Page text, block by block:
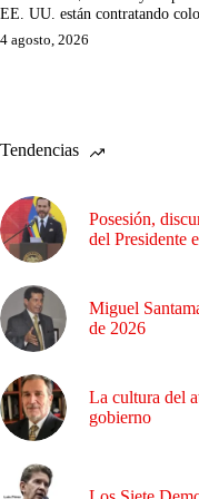
EE. UU. están contratando
4 agosto, 2026
Tendencias
Posesión,
del Presidente
Miguel
de 2026
La cultura del
gobierno